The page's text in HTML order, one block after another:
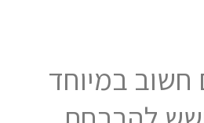
חשוב במיוחד